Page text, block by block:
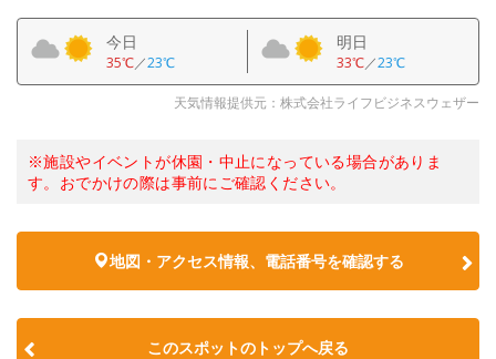
今日
35℃／23℃
明日
33℃／23℃
天気情報提供元：株式会社ライフビジネスウェザー
※施設やイベントが休園・中止になっている場合がありま
す。おでかけの際は事前にご確認ください。
地図・アクセス情報、電話番号を確認する
このスポットのトップへ戻る